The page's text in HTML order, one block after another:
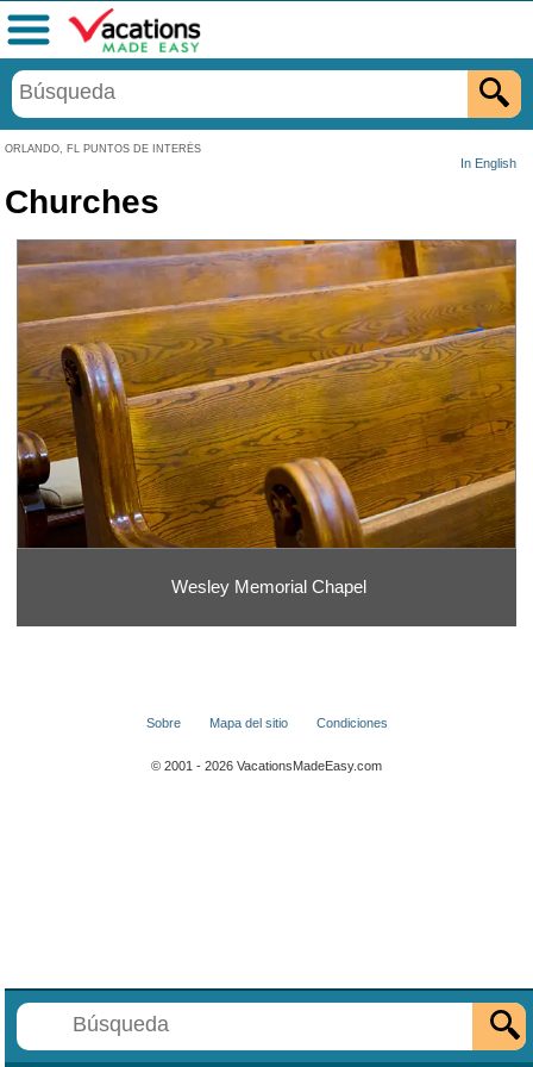
ORLANDO, FL PUNTOS DE INTERÉS
In English
Menú
Churches
Wesley Memorial Chapel
Sobre Mapa del sitio Condiciones
© 2001 - 2026 VacationsMadeEasy.com